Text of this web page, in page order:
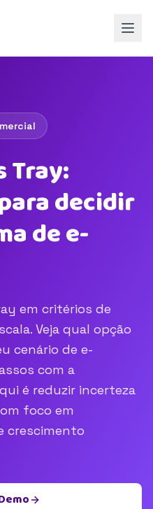
Tray:
decidir
de e-
em critérios de
Veja qual opção
cenário de e-
com a
é reduzir incerteza
foco em
crescimento